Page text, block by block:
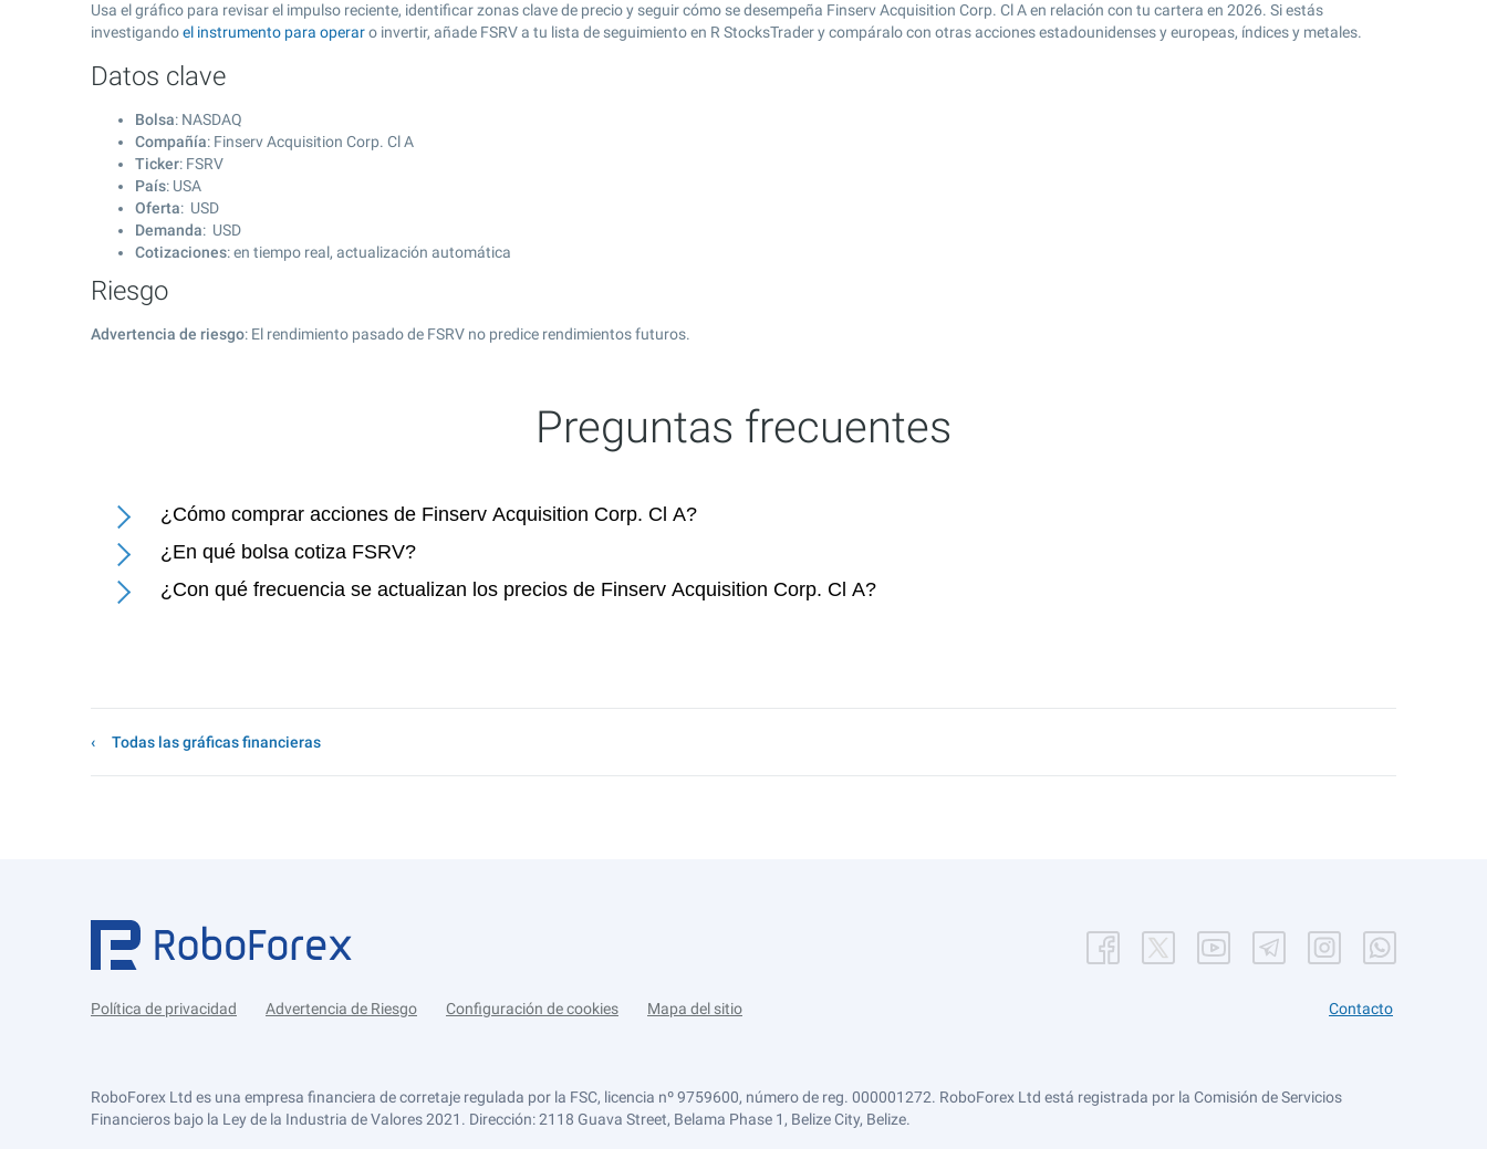
Usa el gráfico para revisar el impulso reciente, identificar zonas clave de precio y seguir cómo se desempeña Finserv Acquisition Corp. Cl A en relación con tu cartera en 2026. Si estás
investigandoel instrumento para operaro invertir, añade FSRV a tu lista de seguimiento en R StocksTrader y compáralo con otras acciones estadounidenses y europeas, índices y metales.
Datos clave
Bolsa: NASDAQ
Compañía: Finserv Acquisition Corp. Cl A
Ticker: FSRV
País: USA
Oferta: USD
Demanda: USD
Cotizaciones: en tiempo real, actualización automática
Riesgo
Advertencia de riesgo: El rendimiento pasado de FSRV no predice rendimientos futuros.
Preguntas frecuentes
¿Cómo comprar acciones de Finserv Acquisition Corp. Cl A?
¿En qué bolsa cotiza FSRV?
¿Con qué frecuencia se actualizan los precios de Finserv Acquisition Corp. Cl A?
Todas las gráficas financieras
Política de privacidad Advertencia de Riesgo Configuración de cookies Mapa del sitio Contacto
RoboForex Ltd es una empresa financiera de corretaje regulada por la FSC, licencia nº 9759600, número de reg. 000001272. RoboForex Ltd está registrada por la Comisión de Servicios
Financieros bajo la Ley de la Industria de Valores 2021. Dirección: 2118 Guava Street, Belama Phase 1, Belize City, Belize.